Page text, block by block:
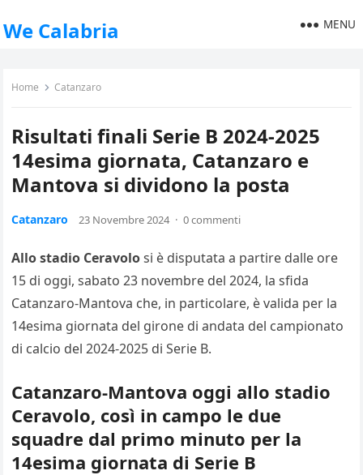
We Calabria MENU
Home Catanzaro
Risultati finali Serie B 2024-2025
14esima giornata, Catanzaro e
Mantova si dividono la posta
Catanzaro 23 Novembre 2024 · 0 commenti
Allo stadio Ceravolosi è disputata a partire dalle ore
15 di oggi, sabato 23 novembre del 2024, la sfida
Catanzaro-Mantova che, in particolare, è valida per la
14esima giornata del girone di andata del campionato
di calcio del 2024-2025 di Serie B.
Catanzaro-Mantova oggi allo stadio
Ceravolo, così in campo le due
squadre dal primo minuto per la
14esima giornata di Serie B